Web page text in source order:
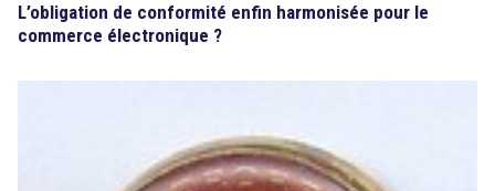
L’obligation de conformité enfin harmonisée pour le
commerce électronique ?